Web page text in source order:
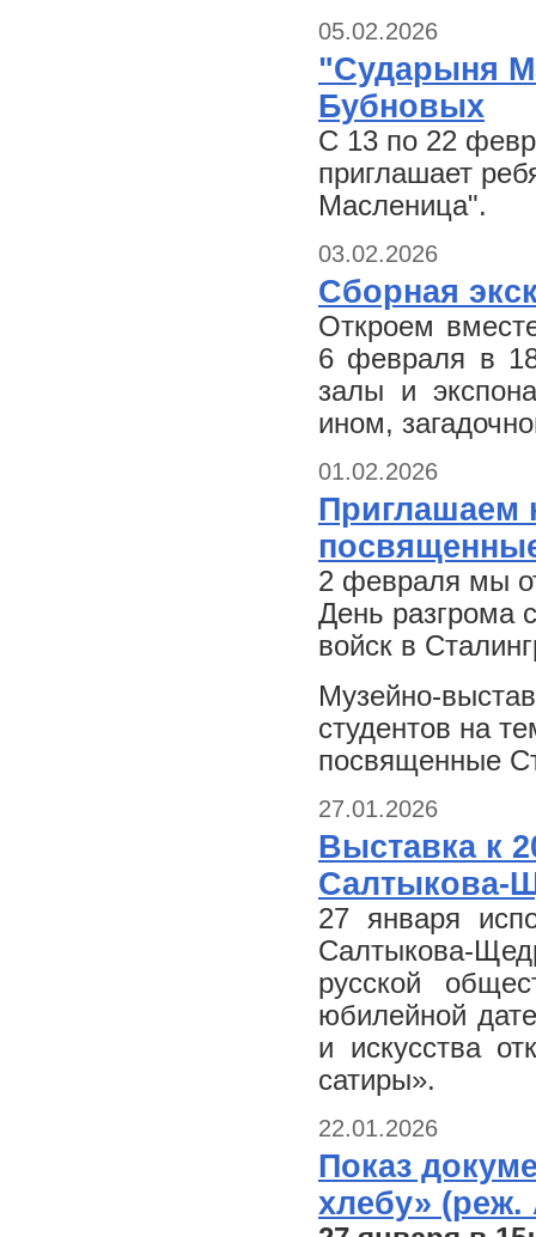
05.02.2026
"Сударыня
Бубновых
С 13 по 22
приглашает
Масленица".
03.02.2026
Сборная
Откроем
6 февраля в
залы и
ином,
01.02.2026
Приглашаем
2 февраля мы
День разгрома
войск в
Музейно-
студентов на
посвященные
27.01.2026
Выставка к
Салтыкова-
27 января
Салтыкова-
русской
юбилейной
и искусства
сатиры».
22.01.2026
Показ
хлебу»